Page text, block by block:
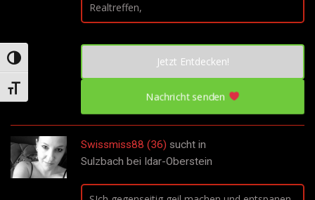
Umschalten auf hohe Kontraste
Schrift vergrößern
Realtreffen,
Jetzt Entdecken!
Nachricht senden
Swissmiss88 (36) sucht in
Sulzbach bei Idar-Oberstein